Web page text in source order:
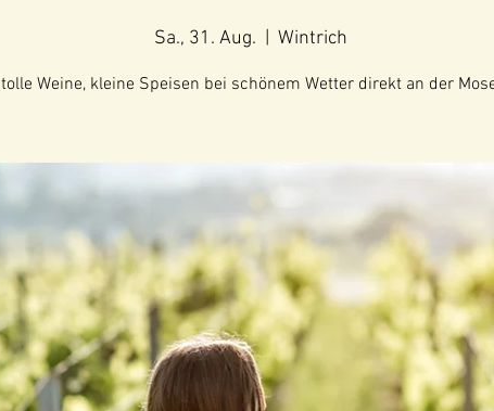
Sa., 31. Aug. Wintrich
tolle Weine, kleine Speisen bei schönem Wetter direkt an der